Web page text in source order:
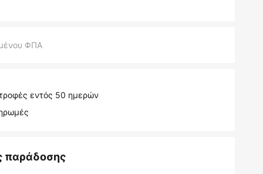
ΦΠΑ
εντός 50 ημερών
παράδοσης